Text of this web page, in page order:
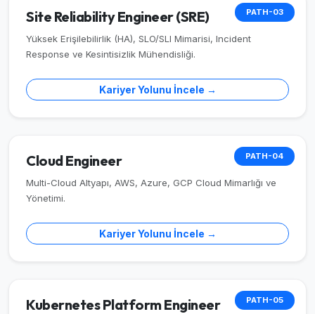
PATH-03
Site Reliability Engineer (SRE)
Yüksek Erişilebilirlik (HA), SLO/SLI Mimarisi, Incident
Response ve Kesintisizlik Mühendisliği.
Kariyer Yolunu İncele →
PATH-04
Cloud Engineer
Multi-Cloud Altyapı, AWS, Azure, GCP Cloud Mimarlığı ve
Yönetimi.
Kariyer Yolunu İncele →
PATH-05
Kubernetes Platform Engineer